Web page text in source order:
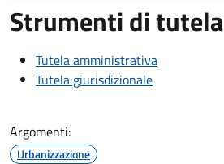
Strumenti di tutela
Tutela amministrativa
Tutela giurisdizionale
Argomenti:
Urbanizzazione